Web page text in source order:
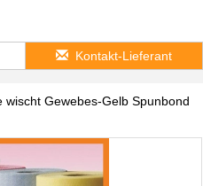
Kontakt-Lieferant
wischt Gewebes-Gelb Spunbond